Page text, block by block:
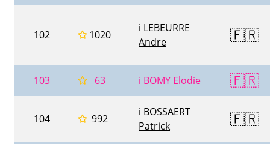
102 1020
ℹ️ LEBEURRE
Andre
🇫🇷
103 63 ℹ️ BOMY Elodie 🇫🇷
104 992
ℹ️ BOSSAERT
Patrick
🇫🇷